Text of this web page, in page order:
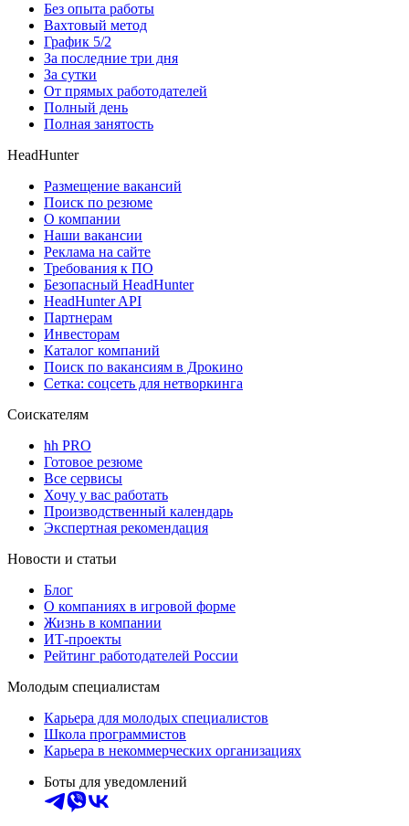
Без опыта работы
Вахтовый метод
График 5/2
За последние три дня
За сутки
От прямых работодателей
Полный день
Полная занятость
HeadHunter
Размещение вакансий
Поиск по резюме
О компании
Наши вакансии
Реклама на сайте
Требования к ПО
Безопасный HeadHunter
HeadHunter API
Партнерам
Инвесторам
Каталог компаний
Поиск по вакансиям в Дрокино
Сетка: соцсеть для нетворкинга
Соискателям
hh PRO
Готовое резюме
Все сервисы
Хочу у вас работать
Производственный календарь
Экспертная рекомендация
Новости и статьи
Блог
О компаниях в игровой форме
Жизнь в компании
ИТ-проекты
Рейтинг работодателей России
Молодым специалистам
Карьера для молодых специалистов
Школа программистов
Карьера в некоммерческих организациях
Боты для уведомлений